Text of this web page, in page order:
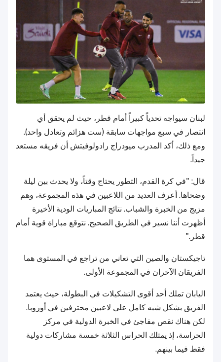
لبنان سيواجه تحدياً كبيراً أمام قطر، حيث لم يحقق أي
انتصار في سبع مواجهات سابقة (ست هزائم وتعادل واحد).
ومع ذلك، أكد المدرب ميودراج رادولوفيتش أن فريقه مستعد
جيداً.
قال: "في كرة القدم، التطور يحتاج وقتاً، ولا يحدث بين ليلة
وضحاها. أعرف العديد من اللاعبين في هذه المجموعة، وهم
مزيج من الخبرة والشباب. نتائج المباريات الودية الأخيرة
أظهرت أننا نسير في الطريق الصحيح. نتوقع مباراة قوية أمام
قطر."
تاجيكستان والصين التي تعاني من تراجع في المستوى هما
الفريقان الآخران في المجموعة الأولى.
اليابان تملك أحد أقوى التشكيلات في البطولة، حيث يعتمد
الفريق بشكل شبه كامل على لاعبين محترفين في أوروبا.
لكن هناك نقص مفاجئ في الخبرة الدولية في مركز
الحراسة، إذ يمتلك الحراس الثلاثة خمسة مشاركات دولية
فقط فيما بينهم.